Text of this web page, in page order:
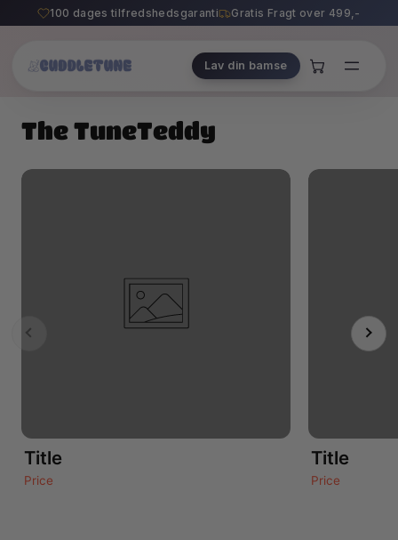
Hoppa
till
100 dages tilfredshedsgaranti Gratis Fragt over 499,-
Lav din bamse
The TuneTeddy
Title
Price
Title
Price